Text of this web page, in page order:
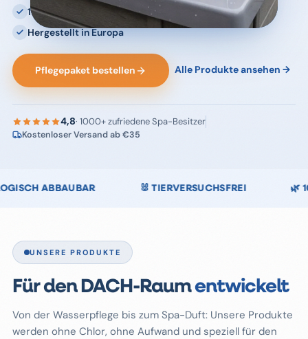
100 % chlorfreie Spa-Pflege
Hergestellt in Europa
Pflegepaket bestellen Alle Produkte ansehen →
4,8· 1000+ zufriedene Spa-Besitzer
Kostenloser Versand ab €35
🌿 100 % CHLORFREI 🇩🇪 DEUTSCHE
UNSERE PRODUKTE
Für den DACH-Raumentwickelt
Von der Wasserpflege bis zum Spa-Duft: Unsere Produkte
werden ohne Chlor, ohne Aufwand und speziell für den